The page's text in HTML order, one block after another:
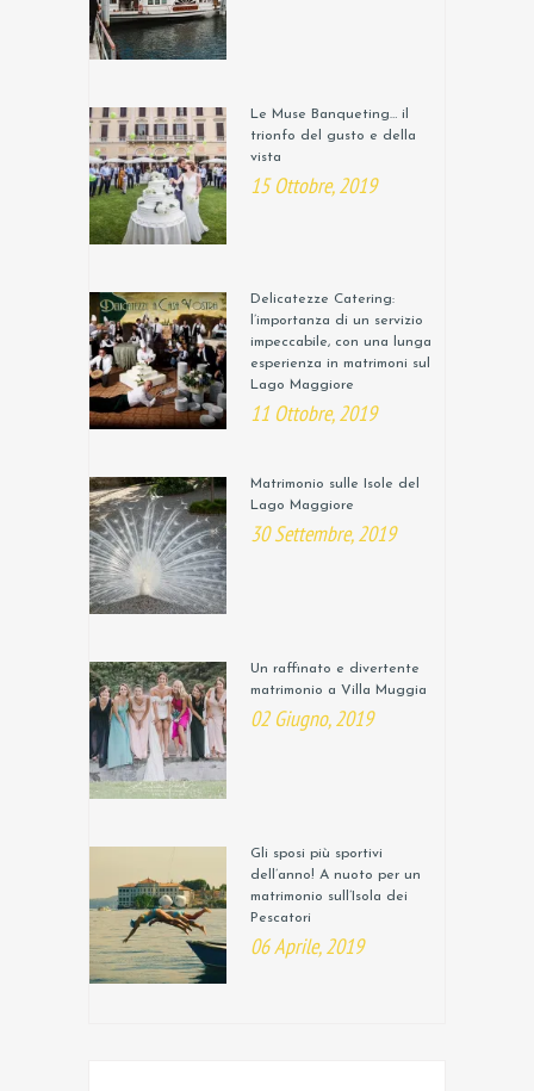
Le Muse Banqueting… il
trionfo del gusto e della
vista
15 Ottobre, 2019
Delicatezze Catering:
l’importanza di un servizio
impeccabile, con una lunga
esperienza in matrimoni sul
Lago Maggiore
11 Ottobre, 2019
Matrimonio sulle Isole del
Lago Maggiore
30 Settembre, 2019
Un raffinato e divertente
matrimonio a Villa Muggia
02 Giugno, 2019
Gli sposi più sportivi
dell’anno! A nuoto per un
matrimonio sull’Isola dei
Pescatori
06 Aprile, 2019